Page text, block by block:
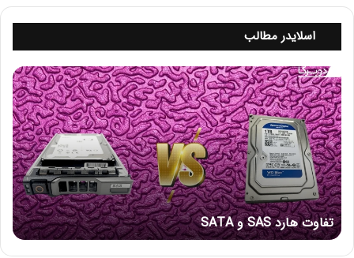
چرا به یک روتر نیاز داریم؟
شما با استفاده از روتر می توانید به وسیله دستگاه های
مختلف به اینترنت وصل شده و دستگاه ها را به هم متصل
نمایید. هم چنین می توانید از روترها به منظور ایجاد شبکه
های Local (محلی) استفاده کنید. شبکه های محلی امکان
به اشتراک گذاری پوشه ها، فایل ها و ابزارهای نرم افزاری را
بین دستگاه های مختلف فراهم می کنند و بهترین گزینه
اسلایدر مطالب
ت
ف
ا
و
ت
ه
ا
ر
د
S
A
تفاوت هارد SAS و SATA